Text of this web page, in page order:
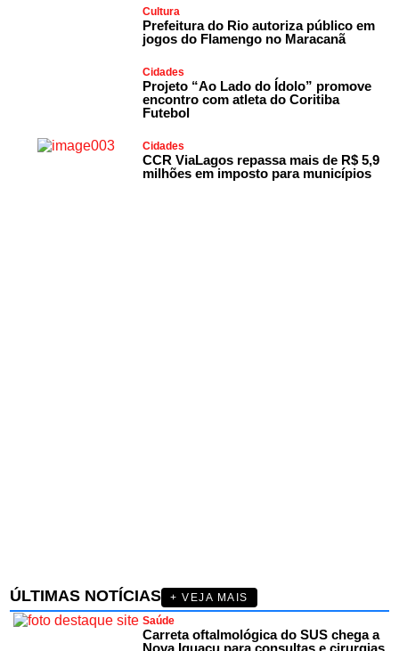
Cultura
Prefeitura do Rio autoriza público em
jogos do Flamengo no Maracanã
Cidades
Projeto “Ao Lado do Ídolo” promove
encontro com atleta do Coritiba
Futebol
Cidades
CCR ViaLagos repassa mais de R$ 5,9
milhões em imposto para municípios
ÚLTIMAS NOTÍCIAS
+ VEJA MAIS
Saúde
Carreta oftalmológica do SUS chega a